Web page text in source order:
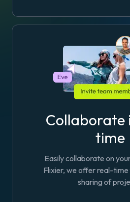
Collaborate
time
Easily collaborate on
Flixier, we offer real-
sharing of